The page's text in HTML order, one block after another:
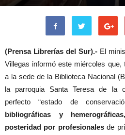
(Prensa Librerías del Sur).- El
Villegas informó este miércoles
a la sede de la Biblioteca Nacional
la parroquia Santa Teresa de la
perfecto “estado de
bibliográficas y
posteridad por profesionalesde